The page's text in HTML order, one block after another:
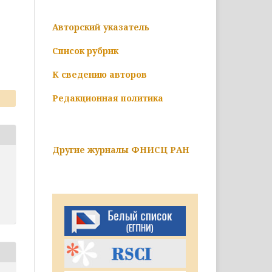
Авторский указатель
Список рубрик
К сведению авторов
Редакционная политика
Другие журналы ФНИСЦ РАН